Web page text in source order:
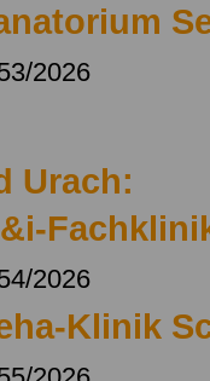
2026
Urach:
2026
Klinik